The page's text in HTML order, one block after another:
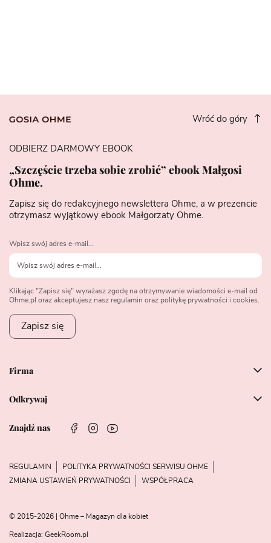
Wróć do góry
Firma
Odkrywaj
Znajdź nas
ODBIERZ DARMOWY EBOOK
„Szczęście trzeba sobie zrobić” ebook Małgosi
Ohme.
Zapisz się do redakcyjnego newslettera Ohme, a w prezencie
otrzymasz wyjątkowy ebook Małgorzaty Ohme.
Wpisz swój adres e-mail...
Klikając "Zapisz się" wyrażasz zgodę na otrzymywanie wiadomości e-mail od
Ohme.pl oraz akceptujesz nasz regulamin oraz politykę prywatności i cookies.
Zapisz się
REGULAMIN
POLITYKA PRYWATNOŚCI SERWISU OHME
ZMIANA USTAWIEŃ PRYWATNOŚCI
WSPÓŁPRACA
© 2015-2026 | Ohme – Magazyn dla kobiet
Realizacja: GeekRoom.pl